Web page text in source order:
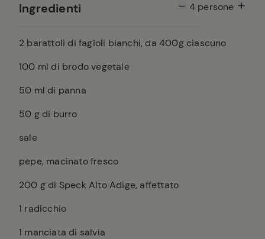
Ingredienti 4persone
2 barattoli di fagioli bianchi, da 400g ciascuno
100 ml di brodo vegetale
50 ml di panna
50 g di burro
sale
pepe, macinato fresco
200 g di Speck Alto Adige, affettato
1 radicchio
1 manciata di salvia